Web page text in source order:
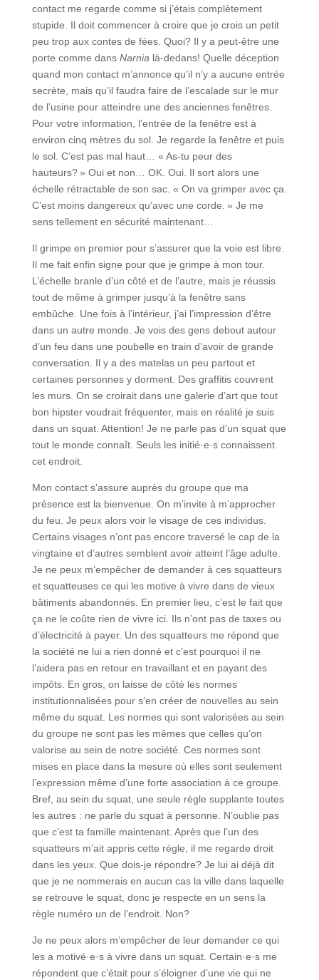
contact me regarde comme si j’étais complètement
stupide. Il doit commencer à croire que je crois un petit
peu trop aux contes de fées. Quoi? Il y a peut-être une
porte comme dans Narnialà-dedans! Quelle déception
quand mon contact m’annonce qu’il n’y a aucune entrée
secrète, mais qu’il faudra faire de l’escalade sur le mur
de l’usine pour atteindre une des anciennes fenêtres.
Pour votre information, l’entrée de la fenêtre est à
environ cinq mètres du sol. Je regarde la fenêtre et puis
le sol. C’est pas mal haut… « As-tu peur des
hauteurs? » Oui et non… OK. Oui. Il sort alors une
échelle rétractable de son sac. « On va grimper avec ça.
C’est moins dangereux qu’avec une corde. » Je me
sens tellement en sécurité maintenant…
Il grimpe en premier pour s’assurer que la voie est libre.
Il me fait enfin signe pour que je grimpe à mon tour.
L’échelle branle d’un côté et de l’autre, mais je réussis
tout de même à grimper jusqu’à la fenêtre sans
embûche. Une fois à l’intérieur, j’ai l’impression d’être
dans un autre monde. Je vois des gens debout autour
d’un feu dans une poubelle en train d’avoir de grande
conversation. Il y a des matelas un peu partout et
certaines personnes y dorment. Des graffitis couvrent
les murs. On se croirait dans une galerie d’art que tout
bon hipster voudrait fréquenter, mais en réalité je suis
dans un squat. Attention! Je ne parle pas d’un squat que
tout le monde connaît. Seuls les initié·e·s connaissent
cet endroit.
Mon contact s’assure auprès du groupe que ma
présence est la bienvenue. On m’invite à m’approcher
du feu. Je peux alors voir le visage de ces individus.
Certains visages n’ont pas encore traversé le cap de la
vingtaine et d’autres semblent avoir atteint l’âge adulte.
Je ne peux m’empêcher de demander à ces squatteurs
et squatteuses ce qui les motive à vivre dans de vieux
bâtiments abandonnés. En premier lieu, c’est le fait que
ça ne le coûte rien de vivre ici. Ils n’ont pas de taxes ou
d’électricité à payer. Un des squatteurs me répond que
la société ne lui a rien donné et c’est pourquoi il ne
l’aidera pas en retour en travaillant et en payant des
impôts. En gros, on laisse de côté les normes
institutionnalisées pour s’en créer de nouvelles au sein
même du squat. Les normes qui sont valorisées au sein
du groupe ne sont pas les mêmes que celles qu’on
valorise au sein de notre société. Ces normes sont
mises en place dans la mesure où elles sont seulement
l’expression même d’une forte association à ce groupe.
Bref, au sein du squat, une seule règle supplante toutes
les autres : ne parle du squat à personne. N’oublie pas
que c’est ta famille maintenant. Après que l’un des
squatteurs m’ait appris cette règle, il me regarde droit
dans les yeux. Que dois-je répondre? Je lui ai déjà dit
que je ne nommerais en aucun cas la ville dans laquelle
se retrouve le squat, donc je respecte en un sens la
règle numéro un de l’endroit. Non?
Je ne peux alors m’empêcher de leur demander ce qui
les a motivé·e·s à vivre dans un squat. Certain·e·s me
répondent que c’était pour s’éloigner d’une vie qui ne